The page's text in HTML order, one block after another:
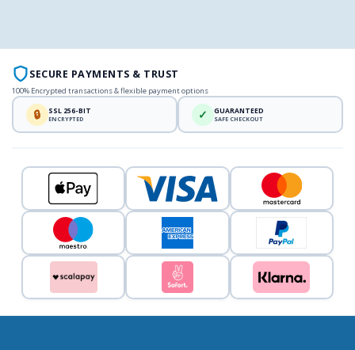
SECURE PAYMENTS & TRUST
100% Encrypted transactions & flexible payment options
🔒 SSL 256-BIT
ENCRYPTED ✓ GUARANTEED
SAFE CHECKOUT